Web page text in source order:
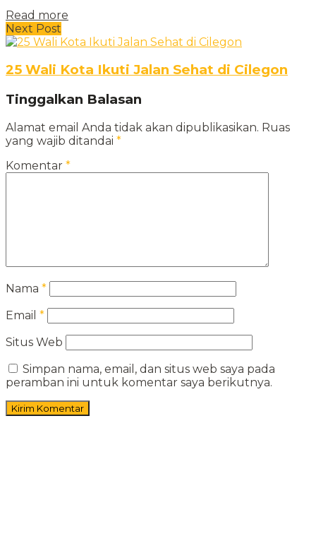
Read more
Next Post
25 Wali Kota Ikuti Jalan Sehat di Cilegon
Tinggalkan Balasan
Alamat email Anda tidak akan dipublikasikan. Ruas
yang wajib ditandai *
Komentar *
Nama *
Email *
Situs Web
Simpan nama, email, dan situs web saya pada
peramban ini untuk komentar saya berikutnya.